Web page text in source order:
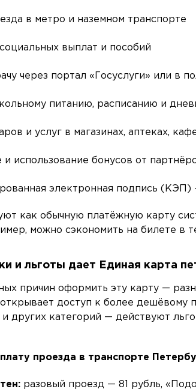
в метро и наземном транспорте
выплат и пособий
через портал «Госуслуги» или в
питанию, расписанию и
и услуг в магазинах, аптеках,
и использование бонусов от
электронная подпись
как обычную платёжную карту
можно сэкономить на билете в
и льготы дает Единая карта
причин оформить эту карту —
доступ к более дешёвому
других категорий — действуют
проезда в транспорте
разовый проезд — 81 рубль,